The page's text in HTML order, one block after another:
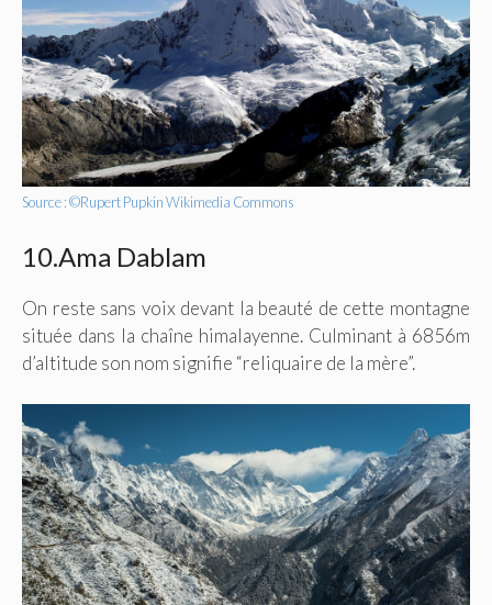
Source : ©Rupert Pupkin Wikimedia Commons
10.Ama Dablam
On reste sans voix devant la beauté de cette montagne
située dans la chaîne himalayenne. Culminant à 6856m
d’altitude son nom signifie “reliquaire de la mère”.